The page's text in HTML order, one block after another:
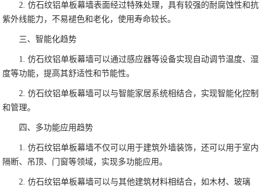
2. 仿石纹铝单板幕墙表面经过特殊处理，具有较强的耐腐蚀性和抗
紫外线能力，不易褪色和老化，使用寿命较长。
三、智能化趋势
1. 仿石纹铝单板幕墙可以通过感应器等设备实现自动调节温度、湿
度等功能，提高其舒适性和节能性。
2. 仿石纹铝单板幕墙可以与智能家居系统相结合，实现智能化控制
和管理。
四、多功能应用趋势
1. 仿石纹铝单板幕墙不仅可以用于建筑外墙装饰，还可以用于室内
隔断、吊顶、门窗等领域，实现多功能应用。
2. 仿石纹铝单板幕墙可以与其他建筑材料相结合，如木材、玻璃